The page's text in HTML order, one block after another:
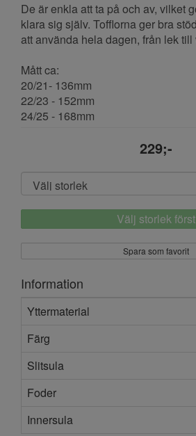
De är enkla att ta på och av, vilket
klara sig själv. Tofflorna ger bra
att använda hela dagen, från lek till
Mått ca:
20/21- 136mm
22/23 - 152mm
24/25 - 168mm
229;-
Välj storlek först
Spara som favorit
Information
Yttermaterial
Färg
Slitsula
Foder
Innersula